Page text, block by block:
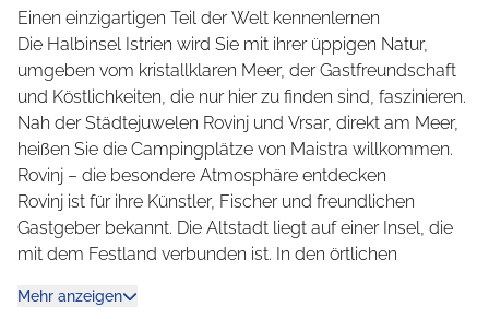
Freuen Sie sich auf einmalige Erlebnisse, auf Feste für die
Sinne und pure Erholung! Willkommen auf Camping
Vestar!
Einen einzigartigen Teil der Welt kennenlernen
Die Halbinsel Istrien wird Sie mit ihrer üppigen Natur,
umgeben vom kristallklaren Meer, der Gastfreundschaft
und Köstlichkeiten, die nur hier zu finden sind, faszinieren.
Nah der Städtejuwelen Rovinj und Vrsar, direkt am Meer,
heißen Sie die Campingplätze von Maistra willkommen.
Rovinj – die besondere Atmosphäre entdecken
Rovinj ist für ihre Künstler, Fischer und freundlichen
Gastgeber bekannt. Die Altstadt liegt auf einer Insel, die
mit dem Festland verbunden ist. In den örtlichen
erleben die mediterrane Lebensart, die das Herz Istriens
Mehr anzeigen